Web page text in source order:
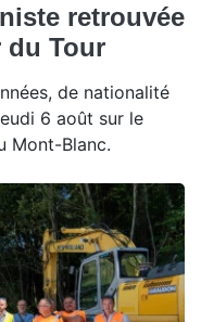
retrouvée
du Tour
de nationalité
6 août sur le
Mont-Blanc.